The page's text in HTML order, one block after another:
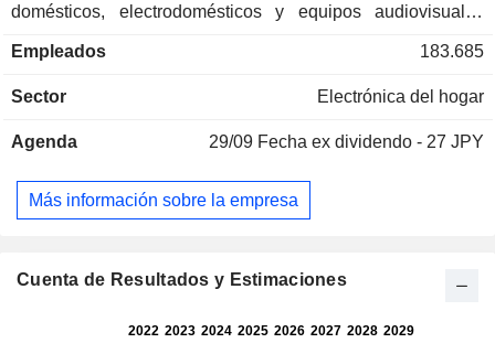
domésticos, electrodomésticos y equipos audiovisuales
fotovoltaicos, dispositivos de cableado, dispositivos de
acondicionado y ventilación, purificadores de aire,
secadoras, aspiradoras, planchas, microondas,
cámaras digitales, equipos de audio y vídeo, teléfonos fijos,
vitrinas, etc.; - componentes electrónicos y electromecánicos
resistencias, materiales para circuitos electrónicos,
Empleados 183.685
Sector Electrónica del hogar
Agenda 29/09 Fecha ex dividendo - 27 JPY
Más información sobre la empresa
Cuenta de Resultados y Estimaciones